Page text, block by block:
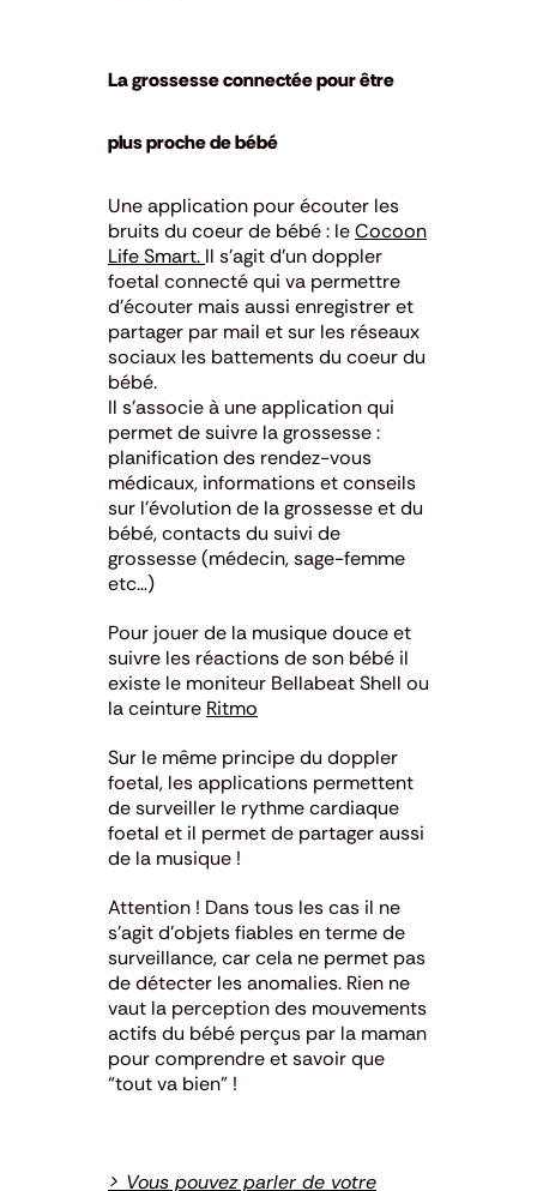
La grossesse connectée pour être
plus proche de bébé
Une application pour écouter les
bruits du coeur de bébé : leCocoon
Life Smart. Il s’agit d’un doppler
foetal connecté qui va permettre
d’écouter mais aussi enregistrer et
partager par mail et sur les réseaux
sociaux les battements du coeur du
bébé.
Il s’associe à une application qui
permet de suivre la grossesse :
planification des rendez-vous
médicaux, informations et conseils
sur l’évolution de la grossesse et du
bébé, contacts du suivi de
grossesse (médecin, sage-femme
etc…)
Pour jouer de la musique douce et
suivre les réactions de son bébé il
existe le moniteur Bellabeat Shell ou
la ceinture Ritmo
Sur le même principe du doppler
foetal, les applications permettent
de surveiller le rythme cardiaque
foetal et il permet de partager aussi
de la musique !
Attention ! Dans tous les cas il ne
s’agit d’objets fiables en terme de
surveillance, car cela ne permet pas
de détecter les anomalies. Rien ne
vaut la perception des mouvements
actifs du bébé perçus par la maman
pour comprendre et savoir que
“tout va bien” !
> Vous pouvez parler de votre